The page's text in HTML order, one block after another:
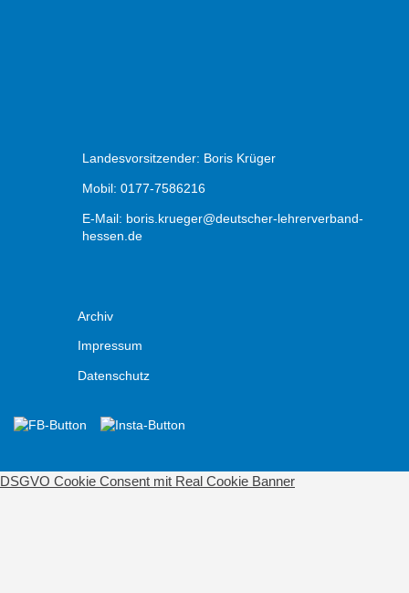
Landesvorsitzender: Boris Krüger
Mobil: 0177-7586216
E-Mail: boris.krueger@deutscher-lehrerverband-
hessen.de
Archiv
Impressum
Datenschutz
DSGVO Cookie Consent mit Real Cookie Banner